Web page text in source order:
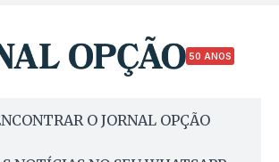
50 ANOS
O JORNAL OPÇÃO